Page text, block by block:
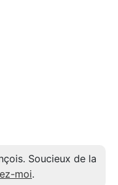
Soucieux de la
moi.